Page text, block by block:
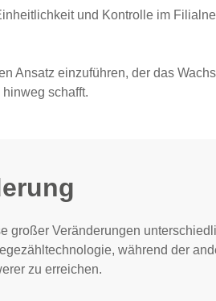
und Kontrolle im
Ansatz einzuführen, der das
schafft.
großer Veränderungen
während der
zu erreichen.